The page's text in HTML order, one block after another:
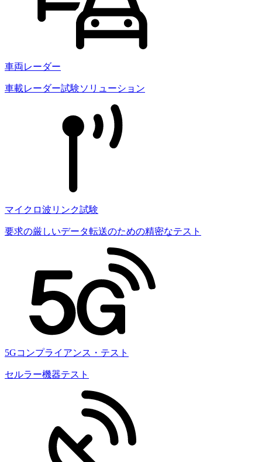
車両レーダー
車載レーダー試験ソリューション
マイクロ波リンク試験
要求の厳しいデータ転送のための精密なテスト
5Gコンプライアンス・テスト
セルラー機器テスト